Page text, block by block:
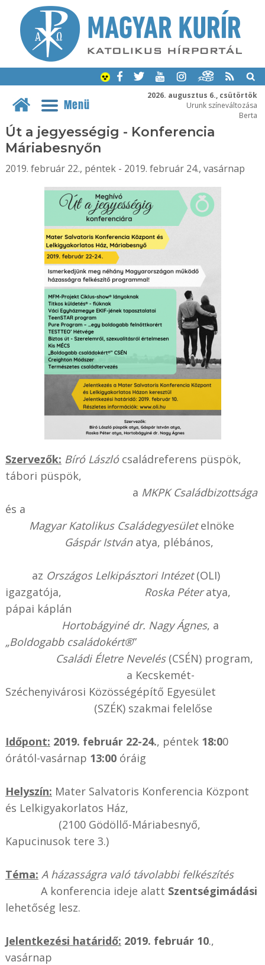
2026. augusztus 6., csütörtök
Urunk színeváltozása
Berta
Menü
Út a jegyességig - Konferencia
Máriabesnyőn
2019. február 22., péntek - 2019. február 24., vasárnap
Szervezők: Bíró Lászlócsaládreferens püspök,
tábori püspök,
a MKPK Családbizottsága
és a
Magyar Katolikus Családegyesületelnöke
Gáspár Istvánatya, plébános,
az Országos Lelkipásztori Intézet(OLI)
igazgatója, Roska Péteratya,
pápai káplán
Hortobágyiné dr. Nagy Ágnes, a
„Boldogabb családokért®”
Családi Életre Nevelés(CSÉN) program,
a Kecskemét-
Széchenyivárosi Közösségépítő Egyesület
(SZÉK) szakmai felelőse
Időpont: 2019. február 22-24., péntek 18:00
órától-vasárnap 13:00óráig
Helyszín: Mater Salvatoris Konferencia Központ
és Lelkigyakorlatos Ház,
(2100 Gödöllő-Máriabesnyő,
Kapucinusok tere 3.)
Téma: A házasságra való távolabbi felkészítés
A konferencia ideje alatt Szentségimádási
lehetőség lesz.
Jelentkezési határidő: 2019. február 10.,
vasárnap